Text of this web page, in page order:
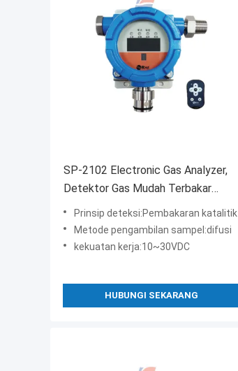
SP-2102 Electronic Gas Analyzer,
Detektor Gas Mudah Terbakar
Katalitik Tetap
Prinsip deteksi:Pembakaran katalitik
Metode pengambilan sampel:difusi
kekuatan kerja:10~30VDC
HUBUNGI SEKARANG